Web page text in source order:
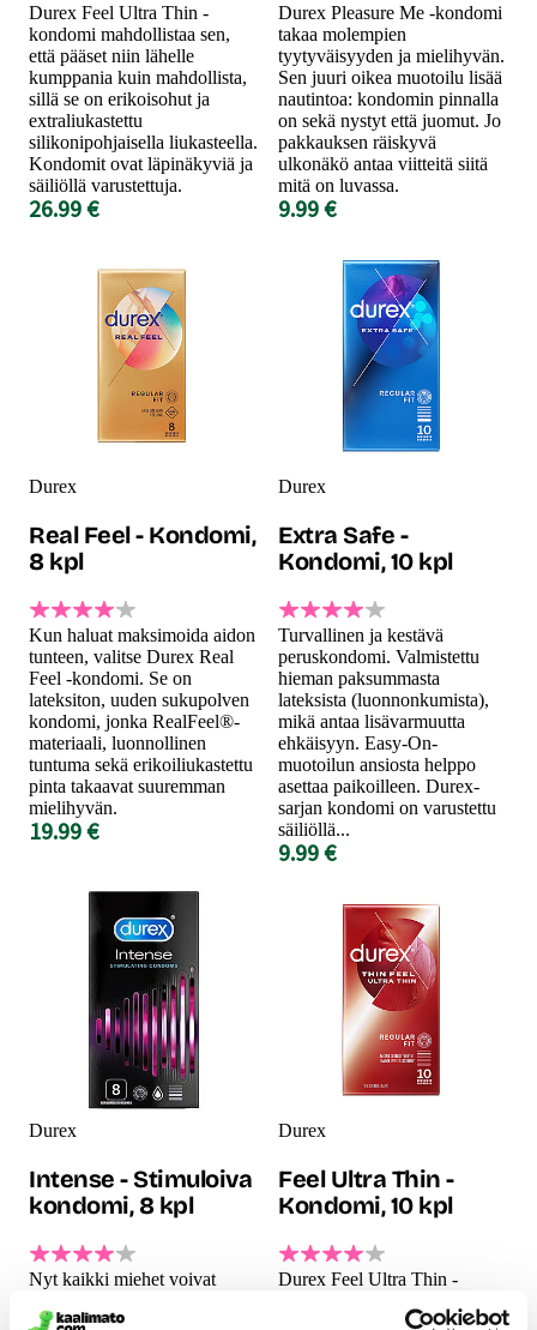
Durex Feel Ultra Thin -
kondomi mahdollistaa sen,
että pääset niin lähelle
kumppania kuin mahdollista,
sillä se on erikoisohut ja
extraliukastettu
silikonipohjaisella liukasteella.
Kondomit ovat läpinäkyviä ja
säiliöllä varustettuja.
26.99 €
Durex Pleasure Me -kondomi
takaa molempien
tyytyväisyyden ja mielihyvän.
Sen juuri oikea muotoilu lisää
nautintoa: kondomin pinnalla
on sekä nystyt että juomut. Jo
pakkauksen räiskyvä
ulkonäkö antaa viitteitä siitä
mitä on luvassa.
9.99 €
Durex
Real Feel - Kondomi,
8 kpl
Kun haluat maksimoida aidon
tunteen, valitse Durex Real
Feel -kondomi. Se on
lateksiton, uuden sukupolven
kondomi, jonka RealFeel®-
materiaali, luonnollinen
tuntuma sekä erikoiliukastettu
pinta takaavat suuremman
mielihyvän.
19.99 €
Durex
Extra Safe -
Kondomi, 10 kpl
Turvallinen ja kestävä
peruskondomi. Valmistettu
hieman paksummasta
lateksista (luonnonkumista),
mikä antaa lisävarmuutta
ehkäisyyn. Easy-On-
muotoilun ansiosta helppo
asettaa paikoilleen. Durex-
sarjan kondomi on varustettu
säiliöllä...
9.99 €
Durex
Intense - Stimuloiva
kondomi, 8 kpl
Nyt kaikki miehet voivat
orgasmeja naiselleen, sillä
Durex
Feel Ultra Thin -
Kondomi, 10 kpl
Durex Feel Ultra Thin -
että pääset niin lähelle